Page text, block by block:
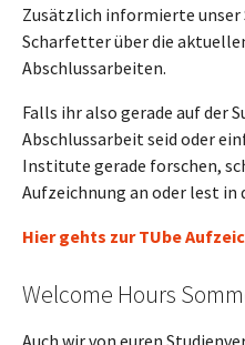
Zusätzlich informierte unser
Scharfetter über die
Abschlussarbeiten.
Falls ihr also gerade auf der
Abschlussarbeit seid oder
Institute gerade forschen,
Aufzeichnung an oder lest
Hier gehts zur TUbe
Welcome Hours
Auch wir von euren